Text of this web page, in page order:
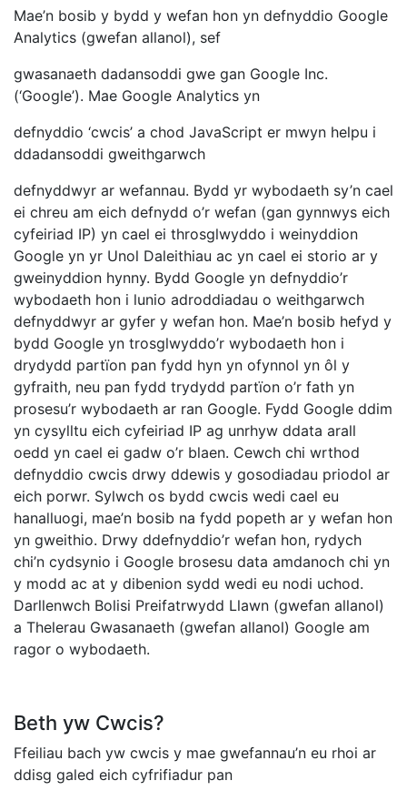
Mae’n bosib y bydd y wefan hon yn defnyddio Google
Analytics (gwefan allanol), sef
gwasanaeth dadansoddi gwe gan Google Inc.
(‘Google’). Mae Google Analytics yn
defnyddio ‘cwcis’ a chod JavaScript er mwyn helpu i
ddadansoddi gweithgarwch
defnyddwyr ar wefannau. Bydd yr wybodaeth sy’n cael
ei chreu am eich defnydd o’r wefan (gan gynnwys eich
cyfeiriad IP) yn cael ei throsglwyddo i weinyddion
Google yn yr Unol Daleithiau ac yn cael ei storio ar y
gweinyddion hynny. Bydd Google yn defnyddio’r
wybodaeth hon i lunio adroddiadau o weithgarwch
defnyddwyr ar gyfer y wefan hon. Mae’n bosib hefyd y
bydd Google yn trosglwyddo’r wybodaeth hon i
drydydd partïon pan fydd hyn yn ofynnol yn ôl y
gyfraith, neu pan fydd trydydd partïon o’r fath yn
prosesu’r wybodaeth ar ran Google. Fydd Google ddim
yn cysylltu eich cyfeiriad IP ag unrhyw ddata arall
oedd yn cael ei gadw o’r blaen. Cewch chi wrthod
defnyddio cwcis drwy ddewis y gosodiadau priodol ar
eich porwr. Sylwch os bydd cwcis wedi cael eu
hanalluogi, mae’n bosib na fydd popeth ar y wefan hon
yn gweithio. Drwy ddefnyddio’r wefan hon, rydych
chi’n cydsynio i Google brosesu data amdanoch chi yn
y modd ac at y dibenion sydd wedi eu nodi uchod.
Darllenwch Bolisi Preifatrwydd Llawn (gwefan allanol)
a Thelerau Gwasanaeth (gwefan allanol) Google am
ragor o wybodaeth.
Beth yw Cwcis?
Ffeiliau bach yw cwcis y mae gwefannau’n eu rhoi ar
ddisg galed eich cyfrifiadur pan